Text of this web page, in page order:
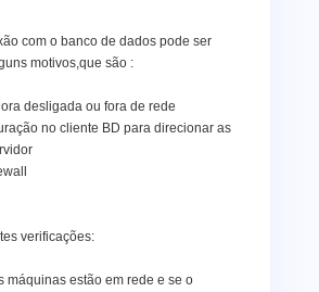
com o banco de dados pode ser
motivos,que são :
desligada ou fora de rede
no cliente BD para direcionar as
verificações:
máquinas estão em rede e se o